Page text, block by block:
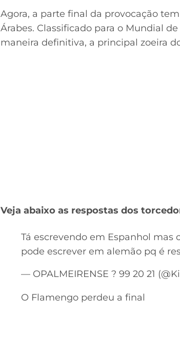
Agora, a parte final da provocação
Árabes. Classificado para o Mundial
maneira definitiva, a principal zoeira
Veja abaixo as respostas dos
Tá escrevendo em Espanhol
pode escrever em alemão pq é
— OPALMEIRENSE ? 99 20 21
O Flamengo perdeu a final